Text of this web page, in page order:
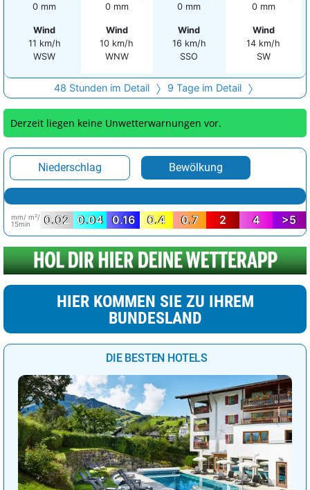
0 mm
Wind
11 km/h
WSW
0 mm
Wind
10 km/h
WNW
0 mm
Wind
16 km/h
SSO
0 mm
Wind
14 km/h
SW
48 Stunden im Detail 9 Tage im Detail
Derzeit liegen keine Unwetterwarnungen vor.
Niederschlag Bewölkung
mm/ m²/
15min
0.02 0.04 0.16 0.4 0.7 2 4 >5
HIER KOMMEN SIE ZU IHREM
BUNDESLAND
DIE BESTEN HOTELS